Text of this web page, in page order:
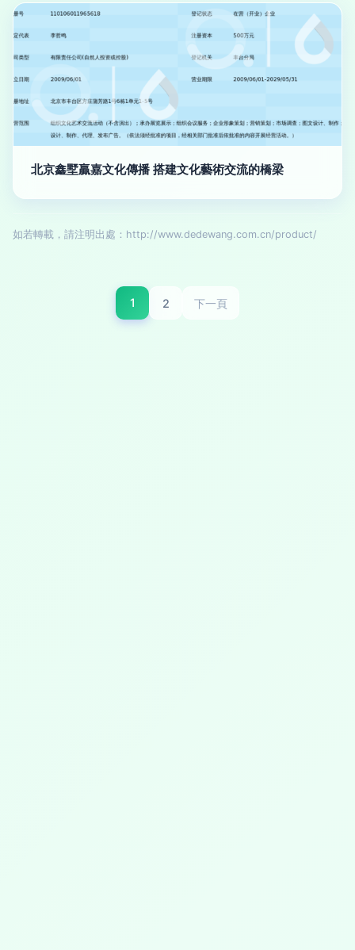
北京鑫墅贏嘉文化傳播 搭建文化藝術交流的橋梁
如若轉載，請注明出處：http://www.dedewang.com.cn/product/
1 2 下一頁